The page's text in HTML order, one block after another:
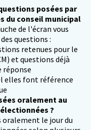
posées par
du conseil municipal
de l'écran vous
questions :
retenues pour le
et questions déjà
réponse
elles font référence
oralement au
?
oralement le jour du